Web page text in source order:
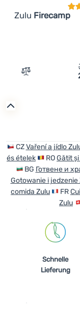
Zulu Firecamp
Zum Vergleich
CZVaření a jídlo
és ételek
ROGătit
BG Готвене и
Gotowanie i jedzenie
comida Zulu
FR
Zulu
Schnelle
Lieferung